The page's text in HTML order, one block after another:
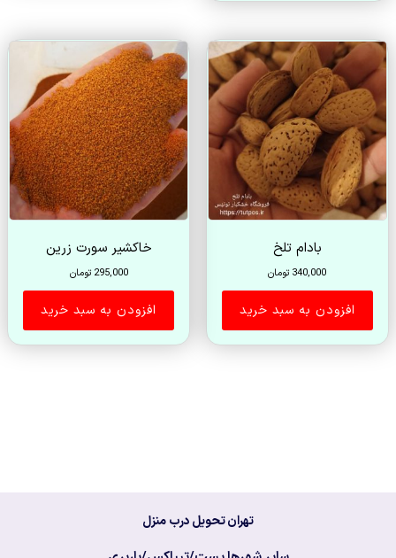
بادام تلخ
340,000 تومان
افزودن به سبد خرید
خاکشیر سورت زرین
295,000 تومان
افزودن به سبد خرید
تهران تحویل درب منزل